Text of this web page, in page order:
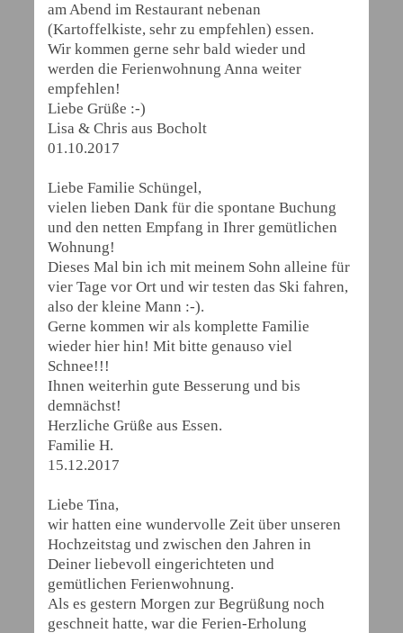
am Abend im Restaurant nebenan
(Kartoffelkiste, sehr zu empfehlen) essen.
Wir kommen gerne sehr bald wieder und
werden die Ferienwohnung Anna weiter
empfehlen!
Liebe Grüße :-)
Lisa & Chris aus Bocholt
01.10.2017
Liebe Familie Schüngel,
vielen lieben Dank für die spontane Buchung
und den netten Empfang in Ihrer gemütlichen
Wohnung!
Dieses Mal bin ich mit meinem Sohn alleine für
vier Tage vor Ort und wir testen das Ski fahren,
also der kleine Mann :-).
Gerne kommen wir als komplette Familie
wieder hier hin! Mit bitte genauso viel
Schnee!!!
Ihnen weiterhin gute Besserung und bis
demnächst!
Herzliche Grüße aus Essen.
Familie H.
15.12.2017
Liebe Tina,
wir hatten eine wundervolle Zeit über unseren
Hochzeitstag und zwischen den Jahren in
Deiner liebevoll eingerichteten und
gemütlichen Ferienwohnung.
Als es gestern Morgen zur Begrüßung noch
geschneit hatte, war die Ferien-Erholung